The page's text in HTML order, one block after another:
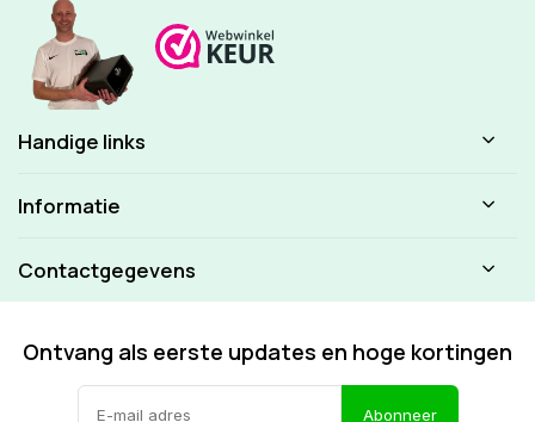
Handige links
Informatie
Contactgegevens
Ontvang als eerste updates en hoge kortingen
Abonneer